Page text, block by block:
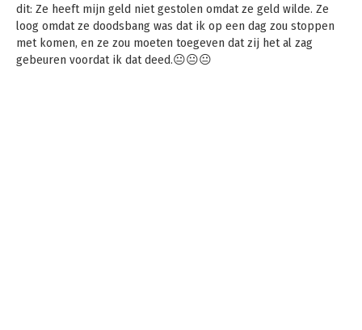
dit: Ze heeft mijn geld niet gestolen omdat ze geld wilde. Ze
loog omdat ze doodsbang was dat ik op een dag zou stoppen
met komen, en ze zou moeten toegeven dat zij het al zag
gebeuren voordat ik dat deed.😐😐😐